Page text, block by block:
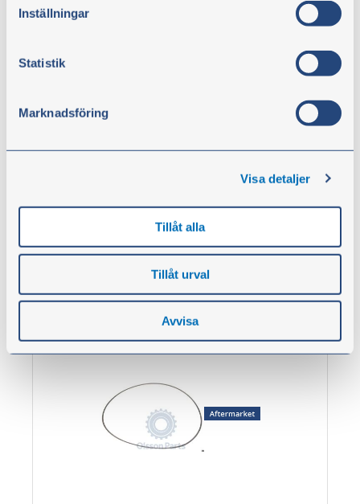
Inställningar
Statistik
Marknadsföring
Visa detaljer
Tillåt alla
Tillåt urval
Avvisa
Afstandsstykker 0,30 mm
ekskl. moms
Køb